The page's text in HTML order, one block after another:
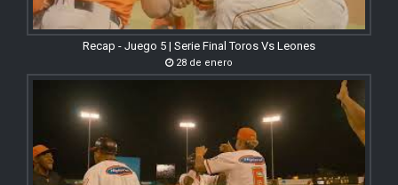
Recap - Juego 5 | Serie Final Toros Vs Leones
28 de enero